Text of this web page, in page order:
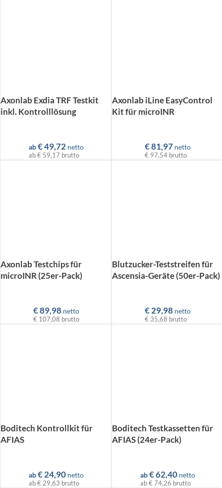
Axonlab Exdia TRF Testkit
inkl. Kontrolllösung
ab €49,72 netto
ab€ 59,17 brutto
Axonlab iLine EasyControl
Kit für microINR
€81,97 netto
€ 97,54 brutto
Axonlab Testchips für
microINR (25er-Pack)
€89,98 netto
€ 107,08 brutto
Blutzucker-Teststreifen für
Ascensia-Geräte (50er-Pack)
€29,98 netto
€ 35,68 brutto
Boditech Kontrollkit für
AFIAS
ab €24,90 netto
ab€ 29,63 brutto
Boditech Testkassetten für
AFIAS (24er-Pack)
ab €62,40 netto
ab€ 74,26 brutto